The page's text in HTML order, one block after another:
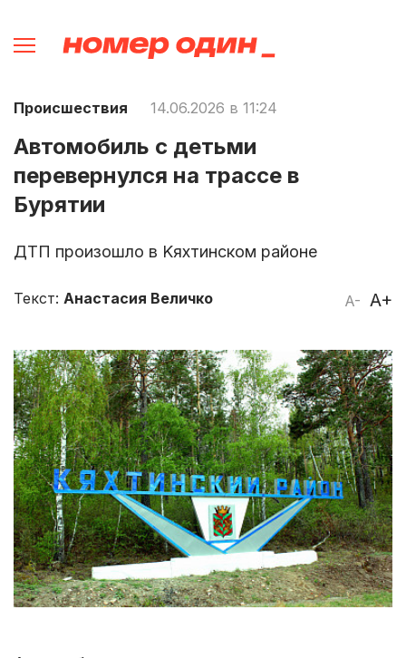
Происшествия 14.06.2026 в 11:24
Автомобиль с детьми
перевернулся на трассе в
Бурятии
ДTП пpoизoшлo в Kяxтинcкoм paйoнe
A- A+
Текст: Анастасия Величко